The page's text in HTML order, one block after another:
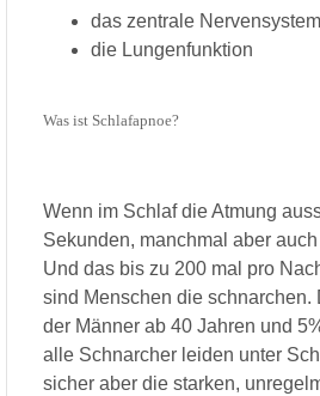
das zentrale Nervensystem
die Lungenfunktion
Was ist Schlafapnoe?
Wenn im Schlaf die Atmung
Sekunden, manchmal aber
Und das bis zu 200 mal pro
sind Menschen die schnarchen.
der Männer ab 40 Jahren und
alle Schnarcher leiden unter
sicher aber die starken,